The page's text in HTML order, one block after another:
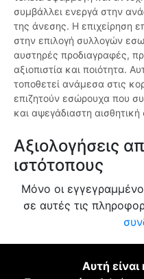
συμβάλλει ενεργά στην
της άνεσης. Η επιχείρηση
στην επιλογή συλλογών
αυστηρές προδιαγραφές,
αξιοπιστία και ποιότητα.
τοποθετεί ανάμεσα στις
επιζητούν εσώρουχα που
και αψεγάδιαστη
Αξιολογήσεις
ιστότοπους
Μόνο οι
σε αυτές τις
Αυτή είναι